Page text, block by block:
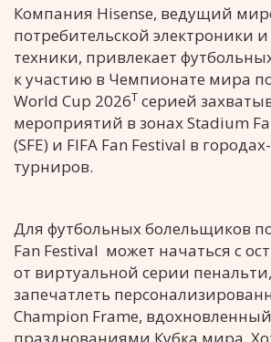
Компания Hisense, ведущий
потребительской электроники
техники, привлекает
к участию в Чемпионате мира
World Cup 2026T серией
мероприятий в зонах Stadium
(SFE) и FIFA Fan Festival в
турниров.
Для футбольных болельщиков
Fan Festival может начаться с
от виртуальной серии
запечатлеть
Champion Frame,